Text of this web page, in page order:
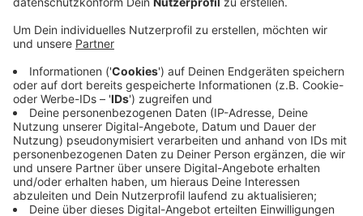
Anzeige
Die Baustellenmanagerin nimmt auch Beschwerden
und Anregungen von Autofahrern und Anwohnern
entgegen. Zentrale Aufgabe ist aber eine bessere
Kommunikation unter den einzelnen Baufirmen und
Verantwortlichen.
Ins Spiel gebracht hatte die Leverkusener CDU das